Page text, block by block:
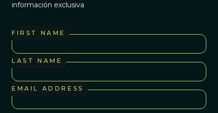
información exclusiva
FIRST NAME
LAST NAME
EMAIL ADDRESS